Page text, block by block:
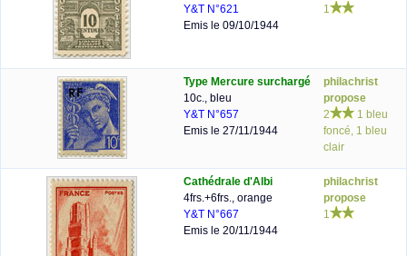
Y&T N°621
Emis le 09/10/1944
1
Type Mercure surchargé
10c., bleu
Y&T N°657
Emis le 27/11/1944
philachrist
propose
2
1 bleu
foncé, 1 bleu
clair
Cathédrale d'Albi
4frs.+6frs., orange
Y&T N°667
Emis le 20/11/1944
philachrist
propose
1